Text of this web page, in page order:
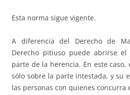
Esta norma sigue vigente.
A diferencia del Derecho de
Derecho pitiuso puede abrirse
parte de la herencia. En este
sólo sobre la parte intestada, y su
las personas con quienes concurra